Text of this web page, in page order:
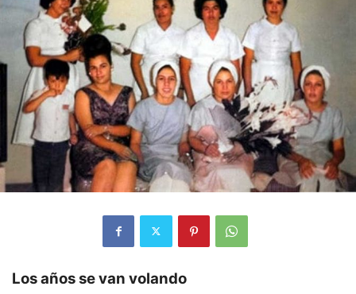
Los años se van volando